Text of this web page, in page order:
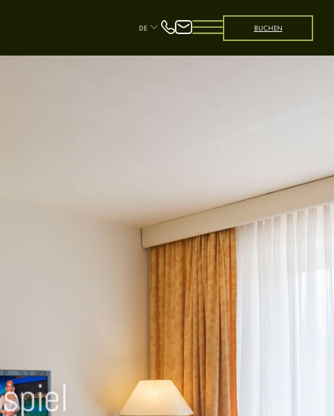
DE BUCHEN